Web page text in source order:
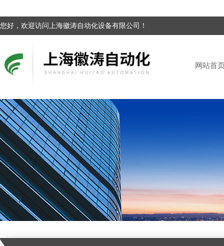
您好，欢迎访问上海徽涛自动化设备有限公司！
网站首